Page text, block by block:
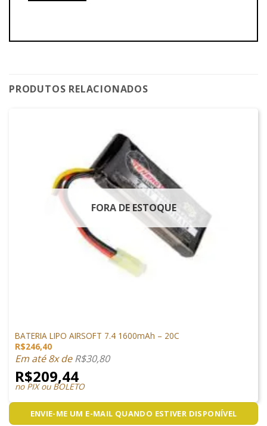
PRODUTOS RELACIONADOS
FORA DE ESTOQUE
BATERIA LIPO AIRSOFT 7.4 1600mAh – 20C
R$246,40
Em até 8x deR$30,80
R$209,44
no PIX ou BOLETO
ENVIE-ME UM E-MAIL QUANDO ESTIVER DISPONÍVEL